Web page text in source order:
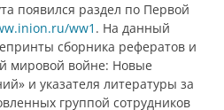
появился раздел по Первой
ww1 . На данный
сборника рефератов и
мировой войне: Новые
и указателя литературы за
группой сотрудников